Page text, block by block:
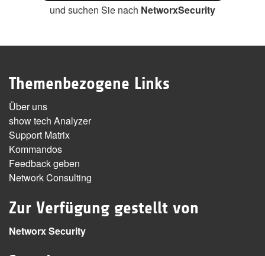
und suchen Sie nach NetworxSecurity
Themenbezogene Links
Über uns
show tech Analyzer
Support Matrix
Kommandos
Feedback geben
Network Consulting
Zur Verfügung gestellt von
Networx Security